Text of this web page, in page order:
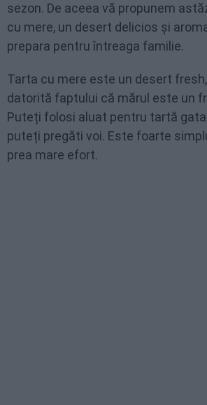
sezon. De aceea vă propunem
cu mere, un desert delicios și
prepara pentru întreaga familie.
Tarta cu mere este un desert
datorită faptului că mărul este un
Puteți folosi aluat pentru tartă gata
puteți pregăti voi. Este foarte
prea mare efort.